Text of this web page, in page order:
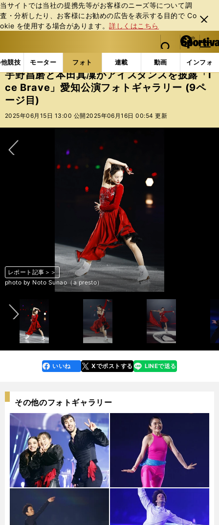
当サイトでは当社の提携先等がお客様のニーズ等について調
査・分析したり、お客様にお勧めの広告を表⽰する⽬的で Co
okie を使⽤する場合があります。詳しくはこちら
閉じ
る
web Sportiva (webスポルティーバ)
検索
マイペ
ー
ジ
メニュ
競技 モーター フォト 連載 動画 インフォ
b
ス
ポ
ル
テ
ー
バ
フォトギャラリー 宇野昌磨と本田真凜がアイスダン
宇野昌磨と本田真凜がアイスダンスを披露「I
ce Brave」愛知公演フォトギャラリー (9ペ
ージ目)
2025年06月15日 13:00 公開 2025年06月16日 00:54 更新
レポート記事＞＞
photo by Noto Sunao（a presto）
レポート記事＞＞
photo by Noto Sunao（a presto）
レポート記事＞＞
photo by Noto Sunao（a presto）
レポート記事＞＞
photo by Noto Sunao（a presto）
レポート記事＞＞
photo by Noto Sunao（a presto）
レポート記事＞＞
photo by Noto Sunao（a presto）
レポート記事＞＞
photo by Noto Sunao（a presto）
レポート記事＞＞
photo by Noto Sunao（a presto）
レポート記事＞＞
photo by Noto Sunao（a presto）
レポート記事＞＞
photo by Noto Sunao（a presto）
レポート記事＞＞
photo by Noto Sunao（a presto）
レポート記事＞＞
photo by Noto Sunao（a presto）
レポート記事＞＞
photo by Noto Sunao（a presto）
レポート記事＞＞
photo by Noto Sunao（a presto）
レポート記事＞＞
photo by Noto Sunao（a presto）
レポート記事＞＞
photo by Noto Sunao（a presto）
レポート記事＞＞
photo by Noto Sunao（a presto）
レポート記事＞＞
photo by Noto Sunao（a presto）
レポート記事＞＞
photo by Noto Sunao（a presto）
レポート記事＞＞
photo by Noto Sunao（a presto）
レポート記事＞＞
photo by Noto Sunao（a presto）
レポート記事＞＞
photo by Noto Sunao（a presto）
レポート記事＞＞
photo by Noto Sunao（a presto）
レポート記事＞＞
photo by Noto Sunao（a presto）
レポート記事＞＞
photo by Noto Sunao（a presto）
レポート記事＞＞
photo by Noto Sunao（a presto）
レポート記事＞＞
photo by Noto Sunao（a presto）
レポート記事＞＞
photo by Noto Sunao（a presto）
レポート記事＞＞
photo by Noto Sunao（a presto）
レポート記事＞＞
photo by Noto Sunao（a presto）
レポート記事＞＞
photo by Noto Sunao（a presto）
レポート記事＞＞
photo by Noto Sunao（a presto）
レポート記事＞＞
photo by Noto Sunao（a presto）
レポート記事＞＞
photo by Noto Sunao（a presto）
レポート記事＞＞
photo by Noto Sunao（a presto）
レポート記事＞＞
photo by Noto Sunao（a presto）
前へ
faceboo
k
いいね Xでポストする
line LINEで送る
その他のフォトギャラリー